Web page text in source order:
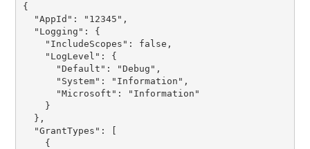
{
  "AppId": "12345",
  "Logging": {
    "IncludeScopes": false,
    "LogLevel": {
      "Default": "Debug",
      "System": "Information",
      "Microsoft": "Information"
    }
  },
  "GrantTypes": [
    {